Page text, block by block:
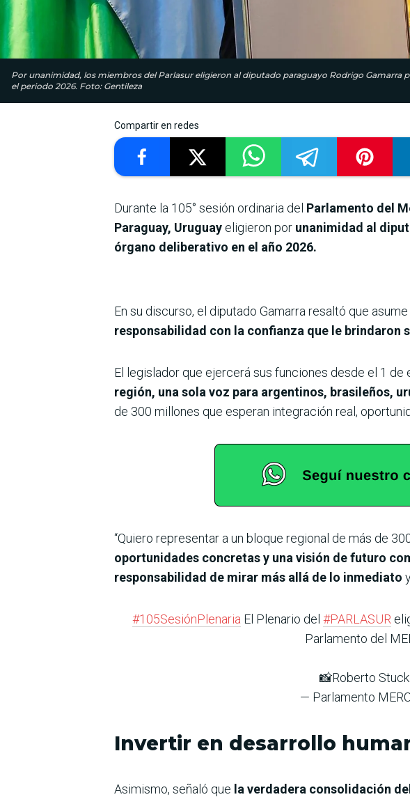
Por unanimidad, los miembros del Parlasur eligieron al diputado paraguayo Rodrigo Gamarra
el periodo 2026. Foto: Gentileza
Compartir en redes
Durante la 105° sesión ordinaria del Parlamento del
Paraguay, Uruguay eligieron por unanimidad al
órgano deliberativo en el año 2026.
En su discurso, el diputado Gamarra resaltó que
responsabilidad con la confianza que le brindaron
El legislador que ejercerá sus funciones desde el 1
región, una sola voz para argentinos, brasileños,
de 300 millones que esperan integración real,
“Quiero representar a un bloque regional de más de
oportunidades concretas y una visión de futuro
responsabilidad de mirar más allá de lo inmediato
#105SesiónPlenaria El Plenario del #PARLASUR
Parlamento del
📸Roberto
— Parlamento
Invertir en desarrollo
Asimismo, señaló que la verdadera consolidación